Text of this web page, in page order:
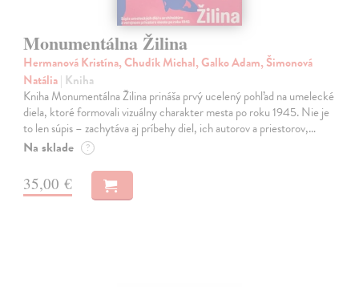
Monumentálna Žilina
Hermanová Kristína, Chudík Michal, Galko Adam, Šimonová
Natália| Kniha
Kniha Monumentálna Žilina prináša prvý ucelený pohľad na umelecké
diela, ktoré formovali vizuálny charakter mesta po roku 1945. Nie je
to len súpis – zachytáva aj príbehy diel, ich autorov a priestorov,…
Na sklade ?
35,00 €